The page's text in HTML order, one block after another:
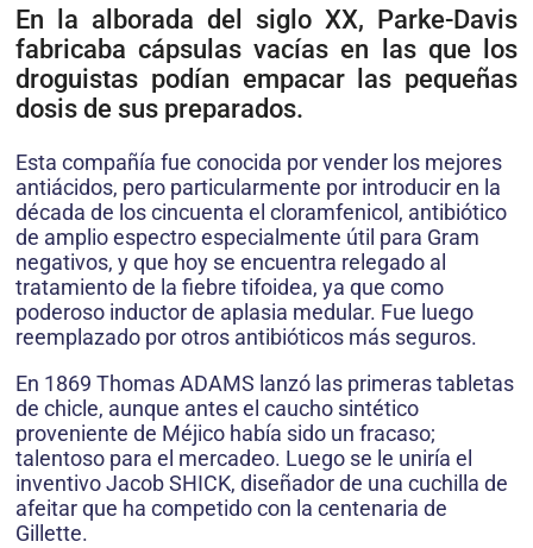
En la alborada del siglo XX, Parke-Davis
fabricaba cápsulas vacías en las que los
droguistas podían empacar las pequeñas
dosis de sus preparados.
Esta compañía fue conocida por vender los mejores
antiácidos, pero particularmente por introducir en la
década de los cincuenta el cloramfenicol, antibiótico
de amplio espectro especialmente útil para Gram
negativos, y que hoy se encuentra relegado al
tratamiento de la fiebre tifoidea, ya que como
poderoso inductor de aplasia medular. Fue luego
reemplazado por otros antibióticos más seguros.
En 1869 Thomas ADAMS lanzó las primeras tabletas
de chicle, aunque antes el caucho sintético
proveniente de Méjico había sido un fracaso;
talentoso para el mercadeo. Luego se le uniría el
inventivo Jacob SHICK, diseñador de una cuchilla de
afeitar que ha competido con la centenaria de
Gillette.